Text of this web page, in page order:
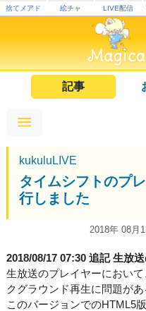
捨てメアド 絵チャ LIVE配信
記事
kukuluLIVE
タイムシフトのプ
行しました
2018年 08月
2018/08/17 07:30 追記 生放
生放送のプレイヤーにおい
クグラウンド再生に問題があ
このバージョンでのHTML5